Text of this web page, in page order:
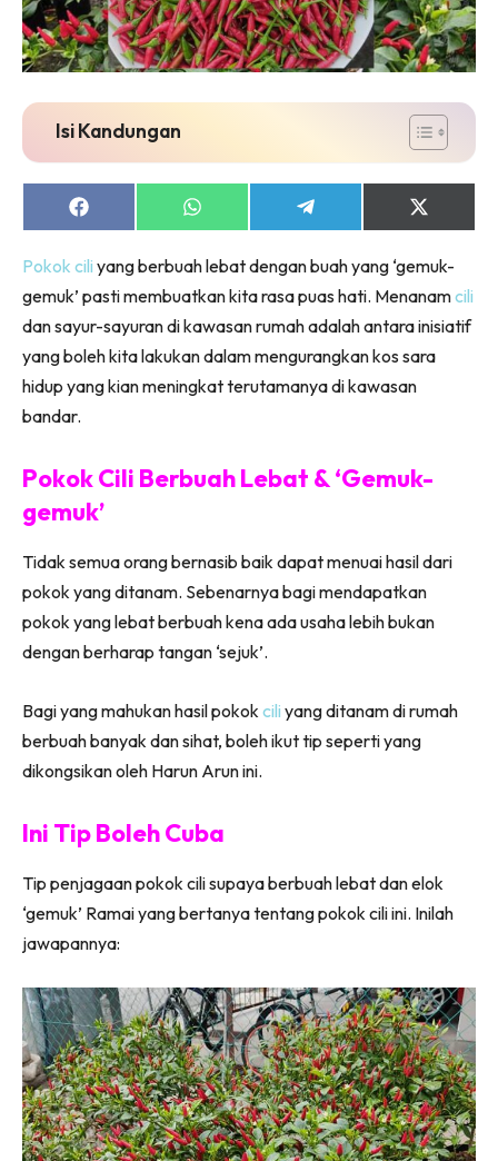
Isi Kandungan
Share
on
Share
on
Share
on
Share
on
(Twitter)
Pokok cili yang berbuah lebat dengan buah yang ‘gemuk-
gemuk’ pasti membuatkan kita rasa puas hati. Menanamcili
dan sayur-sayuran di kawasan rumah adalah antara inisiatif
yang boleh kita lakukan dalam mengurangkan kos sara
hidup yang kian meningkat terutamanya di kawasan
bandar.
Pokok Cili Berbuah Lebat & ‘Gemuk-
gemuk’
Tidak semua orang bernasib baik dapat menuai hasil dari
pokok yang ditanam. Sebenarnya bagi mendapatkan
pokok yang lebat berbuah kena ada usaha lebih bukan
dengan berharap tangan ‘sejuk’.
Bagi yang mahukan hasil pokok cili yang ditanam di rumah
berbuah banyak dan sihat, boleh ikut tip seperti yang
dikongsikan oleh Harun Arun ini.
Ini Tip Boleh Cuba
Tip penjagaan pokok cili supaya berbuah lebat dan elok
‘gemuk’ Ramai yang bertanya tentang pokok cili ini. Inilah
jawapannya: